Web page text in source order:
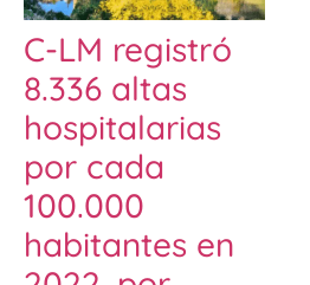
C-LM registró
8.336 altas
hospitalarias
por cada
100.000
habitantes en